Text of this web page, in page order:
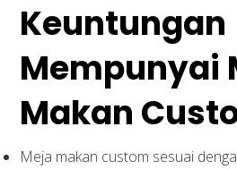
Keuntungan
Mempunyai
Makan
Meja makan custom sesuai